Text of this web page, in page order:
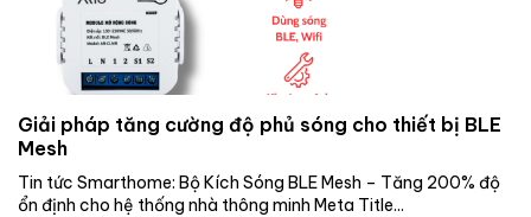
Giải pháp tăng cường độ phủ sóng cho thiết bị BLE
Mesh
Tin tức Smarthome: Bộ Kích Sóng BLE Mesh – Tăng 200% độ
ổn định cho hệ thống nhà thông minh Meta Title...